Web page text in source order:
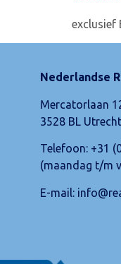
exclusief
Nederlandse
Mercatorlaan
3528 BL Utrecht
Telefoon: +31
(maandag t/m
E-mail: